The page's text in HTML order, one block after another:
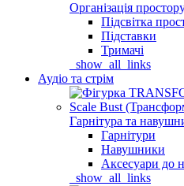
Організація
Підсвітка
Підставки
Тримачі
_show_all_links
Аудіо та стрім
Гарнітура та
Гарнітури
Навушники
Аксесуари до
_show_all_links